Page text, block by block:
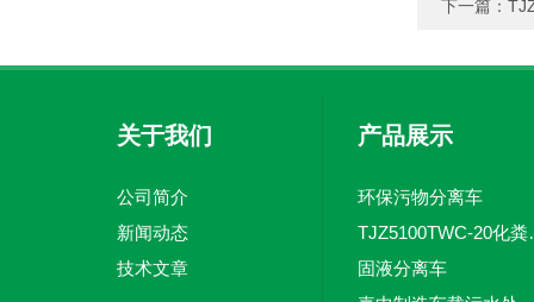
下一篇：
关于我们
公司简介
新闻动态
技术文章
产品展示
环保污物分离车
固液分离车